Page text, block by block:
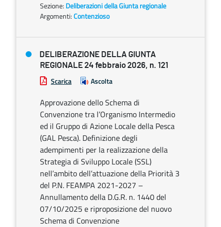
Sezione: Deliberazioni della Giunta regionale
Argomenti:Contenzioso
DELIBERAZIONE DELLA GIUNTA
REGIONALE 24 febbraio 2026, n. 121
Scarica Ascolta
Approvazione dello Schema di
Convenzione tra l’Organismo Intermedio
ed il Gruppo di Azione Locale della Pesca
(GAL Pesca). Definizione degli
adempimenti per la realizzazione della
Strategia di Sviluppo Locale (SSL)
nell’ambito dell’attuazione della Priorità 3
del P.N. FEAMPA 2021-2027 –
Annullamento della D.G.R. n. 1440 del
07/10/2025 e riproposizione del nuovo
Schema di Convenzione